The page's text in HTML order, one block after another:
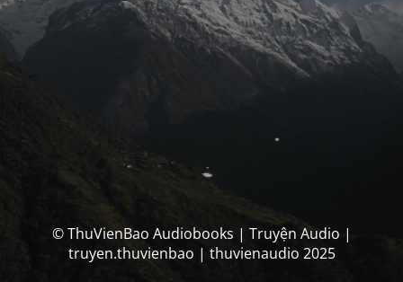
© ThuVienBao Audiobooks | Truyện Audio |
truyen.thuvienbao | thuvienaudio 2025